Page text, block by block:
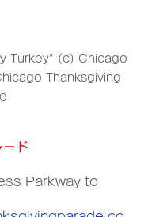
Turkey" (c) Chicago
Thanksgiving
ード
Parkway to